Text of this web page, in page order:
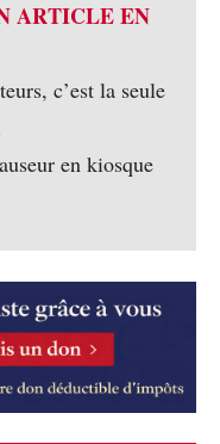
ARTICLE EN
c’est la seule
en kiosque